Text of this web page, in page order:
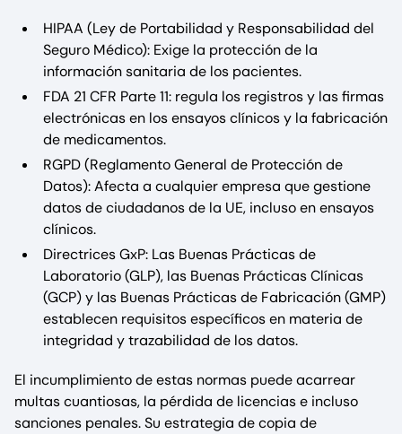
HIPAA (Ley de Portabilidad y Responsabilidad del
Seguro Médico): Exige la protección de la
información sanitaria de los pacientes.
FDA 21 CFR Parte 11: regula los registros y las firmas
electrónicas en los ensayos clínicos y la fabricación
de medicamentos.
RGPD (Reglamento General de Protección de
Datos): Afecta a cualquier empresa que gestione
datos de ciudadanos de la UE, incluso en ensayos
clínicos.
Directrices GxP: Las Buenas Prácticas de
Laboratorio (GLP), las Buenas Prácticas Clínicas
(GCP) y las Buenas Prácticas de Fabricación (GMP)
establecen requisitos específicos en materia de
integridad y trazabilidad de los datos.
El incumplimiento de estas normas puede acarrear
multas cuantiosas, la pérdida de licencias e incluso
sanciones penales. Su estrategia de copia de